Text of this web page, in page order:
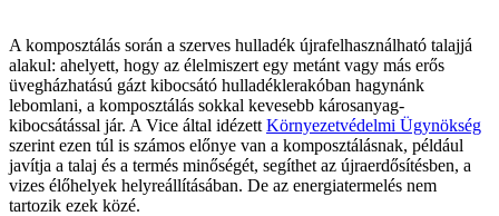
A komposztálás során a szerves hulladék újrafelhasználható talajjá
alakul: ahelyett, hogy az élelmiszert egy metánt vagy más erős
üvegházhatású gázt kibocsátó hulladéklerakóban hagynánk
lebomlani, a komposztálás sokkal kevesebb károsanyag-
kibocsátással jár. A Vice által idézett Környezetvédelmi Ügynökség
szerint ezen túl is számos előnye van a komposztálásnak, például
javítja a talaj és a termés minőségét, segíthet az újraerdősítésben, a
vizes élőhelyek helyreállításában. De az energiatermelés nem
tartozik ezek közé.